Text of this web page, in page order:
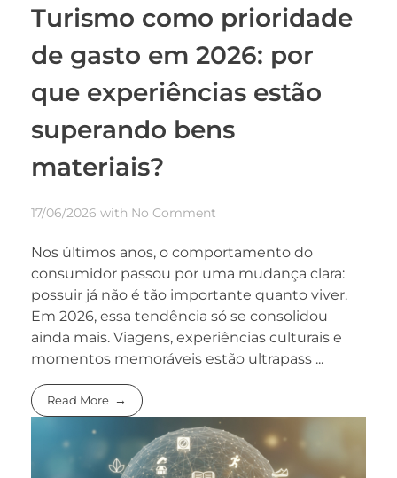
Turismo como prioridade
de gasto em 2026: por
que experiências estão
superando bens
materiais?
17/06/2026 with No Comment
Nos últimos anos, o comportamento do
consumidor passou por uma mudança clara:
possuir já não é tão importante quanto viver.
Em 2026, essa tendência só se consolidou
ainda mais. Viagens, experiências culturais e
momentos memoráveis estão ultrapass ...
Read More